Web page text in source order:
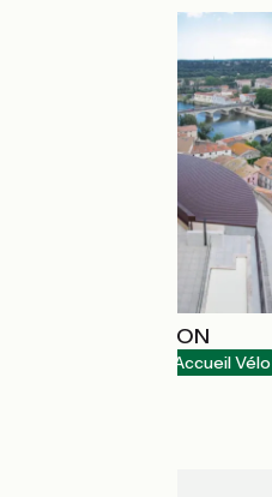
HOTEL LA PRISON
Accueil Vélo